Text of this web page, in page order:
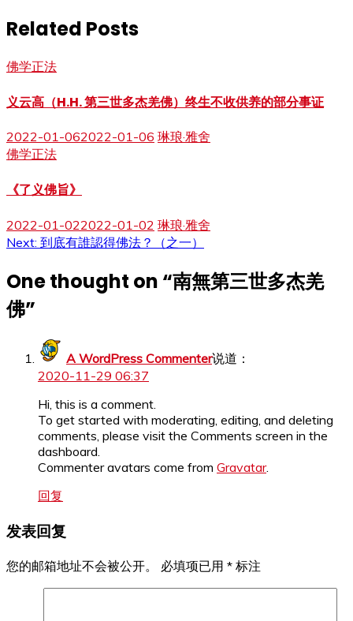
Related Posts
佛学正法
义云高（H.H. 第三世多杰羌佛）终生不收供养的部分事证
2022-01-062022-01-06 琳琅·雅舍
佛学正法
《了义佛旨》
2022-01-022022-01-02 琳琅·雅舍
文
章
导
Next: 到底有誰認得佛法？（之一）
One thought on “南無第三世多杰羌
佛”
A WordPress Commenter说道：
2020-11-29 06:37
Hi, this is a comment.
To get started with moderating, editing, and deleting
comments, please visit the Comments screen in the
dashboard.
Commenter avatars come from Gravatar.
回复
发表回复
您的邮箱地址不会被公开。 必填项已用 * 标注